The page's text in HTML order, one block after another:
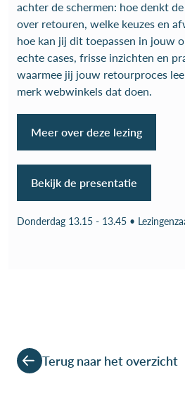
achter de schermen: hoe denkt
over retouren, welke keuzes en
hoe kan jij dit toepassen in jouw
echte cases, frisse inzichten en
waarmee jij jouw retourproces
merk webwinkels dat doen.
Meer over deze lezing
Bekijk de presentatie
Donderdag 13.15 - 13.45 •
Terug naar het overzicht